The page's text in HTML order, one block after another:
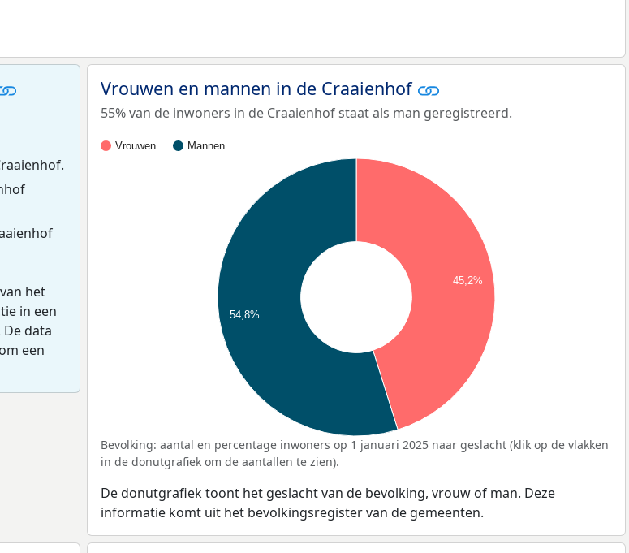
het
in een
data
een
Vrouwen en mannen in de Craaienhof
55% van de inwoners in de Craaienhof staat als man geregistreerd.
Vrouwen Mannen
45,2%
54,8%
Bevolking: aantal en percentage inwoners op 1 januari 2025 naar geslacht (klik op de vlakken
in de donutgrafiek om de aantallen te zien).
De donutgrafiek toont het geslacht van de bevolking, vrouw of man. Deze
informatie komt uit het bevolkingsregister van de gemeenten.